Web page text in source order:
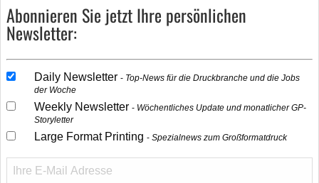
Abonnieren Sie jetzt Ihre persönlichen
Newsletter:
Daily Newsletter
Top-News für die Druckbranche und die Jobs
der Woche
Weekly Newsletter
Wöchentliches Update und monatlicher GP-
Storyletter
Large Format Printing Spezialnews zum Großformatdruck